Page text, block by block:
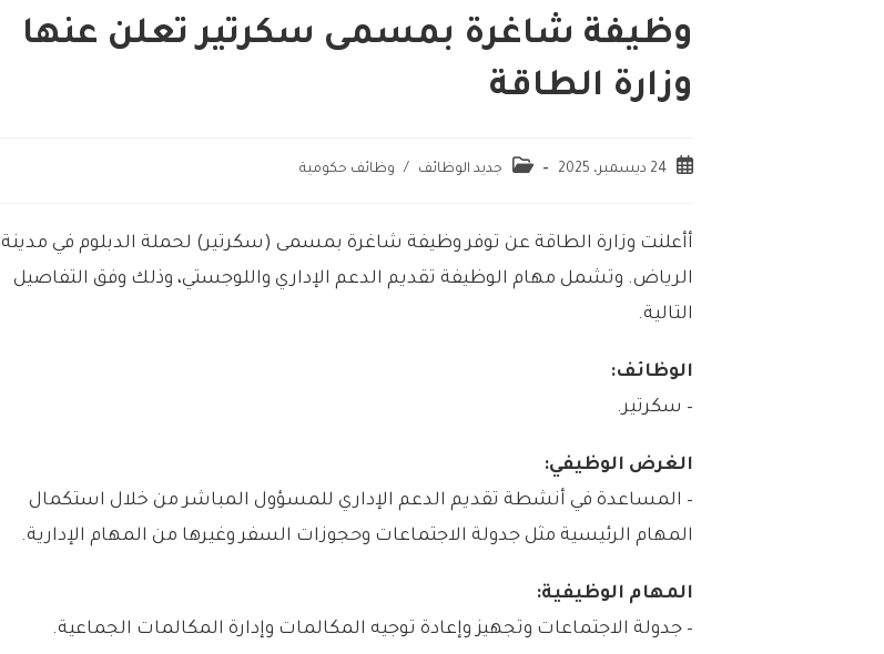
وظيفة شاغرة بمسمى سكرتير تعلن عنها
وزارة الطاقة
24 ديسمبر، 2025 جديد الوظائف / وظائف حكومية
أأعلنت وزارة الطاقة عن توفر وظيفة شاغرة بمسمى (سكرتير) لحملة الدبلوم في مدينة
الرياض. وتشمل مهام الوظيفة تقديم الدعم الإداري واللوجستي، وذلك وفق التفاصيل
التالية.
الوظائف:
– سكرتير.
الغرض الوظيفي:
– المساعدة في أنشطة تقديم الدعم الإداري للمسؤول المباشر من خلال استكمال
المهام الرئيسية مثل جدولة الاجتماعات وحجوزات السفر وغيرها من المهام الإدارية.
المهام الوظيفية:
– جدولة الاجتماعات وتجهيز وإعادة توجيه المكالمات وإدارة المكالمات الجماعية.